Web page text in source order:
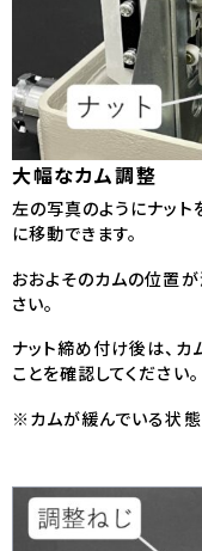
大幅なカム調整
左の写真のようにナッ
に移動できます。
おおよそのカムの位置が
さい。
ナット締め付け後は、
ことを確認してください。
※カムが緩んでいる状態